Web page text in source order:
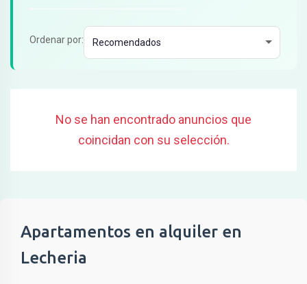
Ordenar por:
No se han encontrado anuncios que
coincidan con su selección.
Apartamentos en alquiler en
Lecheria